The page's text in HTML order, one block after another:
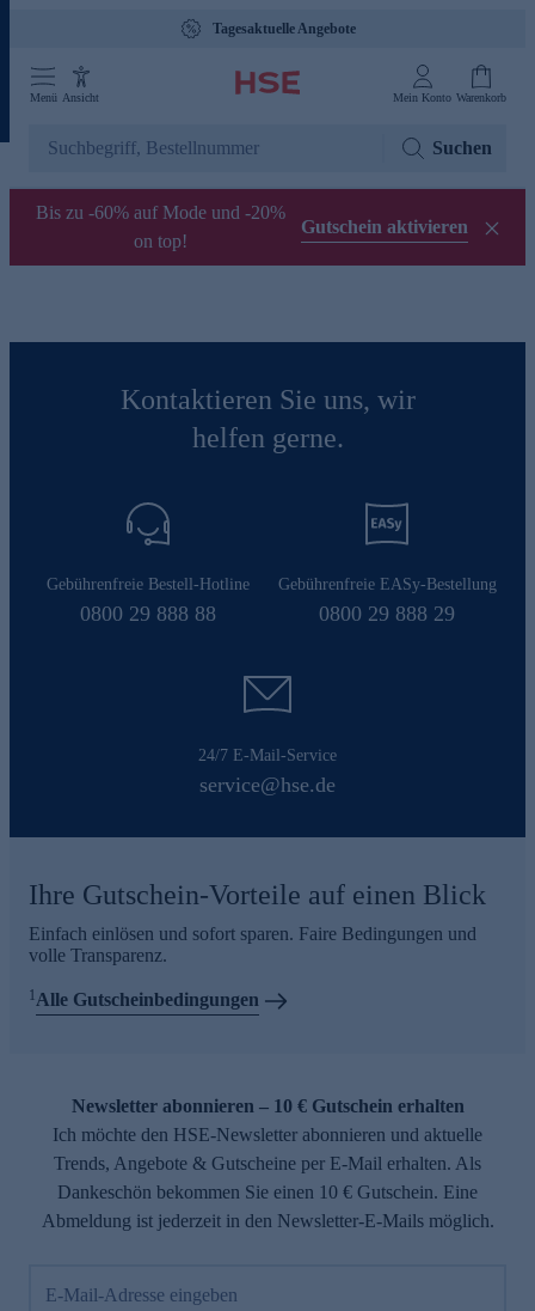
Tagesaktuelle Angebote
Menü Ansicht Mein Konto Warenkorb
Suchen
Bis zu -60% auf Mode und -20%
on top!
Gutschein aktivieren
Kontaktieren Sie uns, wir
helfen gerne.
Gebührenfreie Bestell-Hotline
0800 29 888 88
Gebührenfreie EASy-Bestellung
0800 29 888 29
24/7 E-Mail-Service
service@hse.de
Ihre Gutschein-Vorteile auf einen Blick
Einfach einlösen und sofort sparen. Faire Bedingungen und
volle Transparenz.
1Alle Gutscheinbedingungen
Newsletter abonnieren – 10 € Gutschein erhalten
Ich möchte den HSE-Newsletter abonnieren und aktuelle
Trends, Angebote & Gutscheine per E-Mail erhalten. Als
Dankeschön bekommen Sie einen 10 € Gutschein. Eine
Abmeldung ist jederzeit in den Newsletter-E-Mails möglich.
E-Mail-Adresse eingeben